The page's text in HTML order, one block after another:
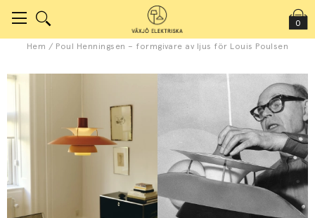
0
Hem / Poul Henningsen – formgivare av ljus för Louis Poulsen